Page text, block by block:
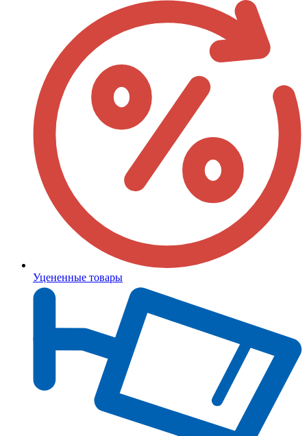
Уцененные товары